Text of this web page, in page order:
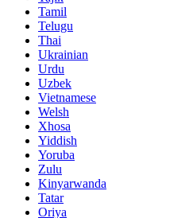
Tamil
Telugu
Thai
Ukrainian
Urdu
Uzbek
Vietnamese
Welsh
Xhosa
Yiddish
Yoruba
Zulu
Kinyarwanda
Tatar
Oriya